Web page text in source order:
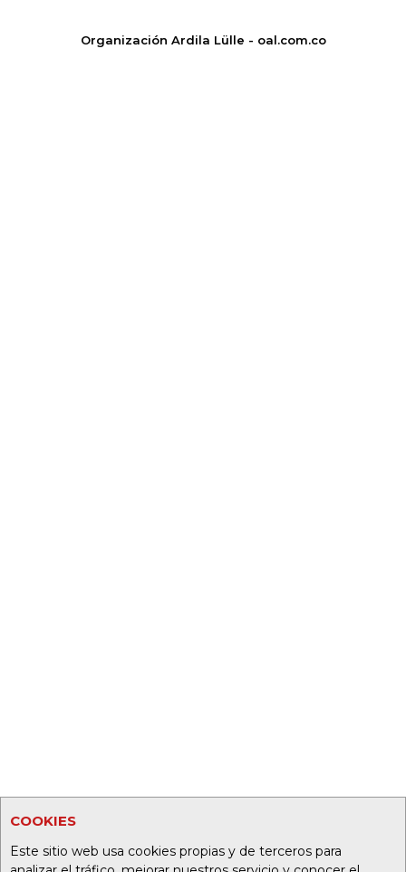
COOKIES
Este sitio web usa cookies propias y de terceros para
Organización Ardila Lülle - oal.com.co